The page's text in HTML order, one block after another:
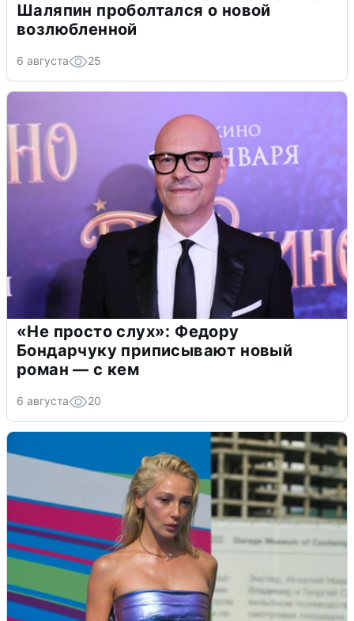
Шаляпин проболтался о новой
возлюбленной
6 августа 25
«Не просто слух»: Федору
Бондарчуку приписывают новый
роман — с кем
6 августа 20